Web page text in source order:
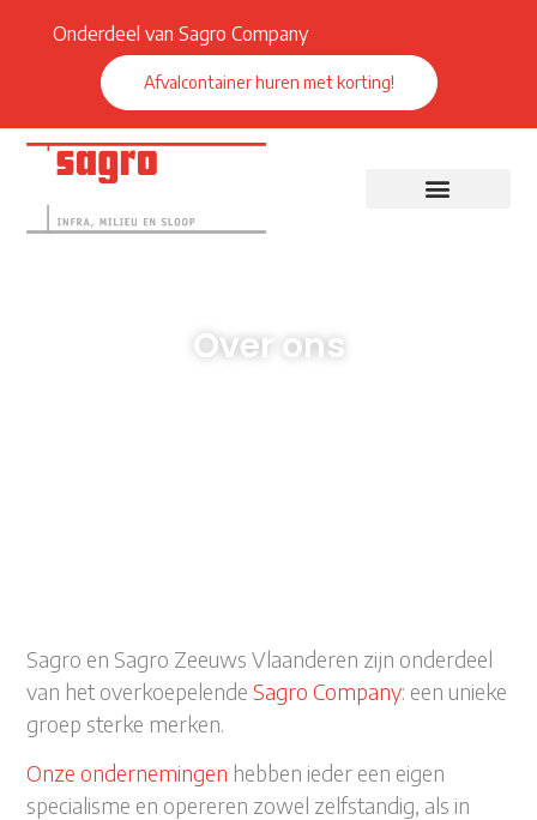
Onderdeel van Sagro Company
Afvalcontainer huren met korting!
Over ons
Sagro en Sagro Zeeuws Vlaanderen zijn onderdeel
van het overkoepelende Sagro Company: een unieke
groep sterke merken.
Onze ondernemingen hebben ieder een eigen
specialisme en opereren zowel zelfstandig, als in